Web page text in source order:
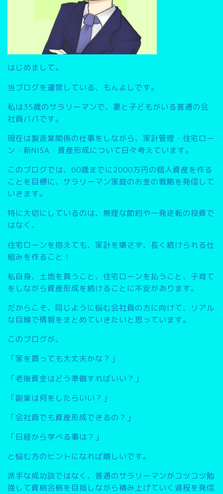
はじめまして。
当ブログを運営している、もんよしです。
私は35歳のサラリーマンで、妻と子どもがいる普通の会
社員パパです。
現在は製造業関係の仕事をしながら、家計管理・住宅ロー
ン・新NISA・資産形成について日々考えています。
このブログでは、 60歳までに2000万円の個人資産を作る
こと を目標に、サラリーマン家庭のお金の戦略を発信して
いきます。
特に大切にしているのは、無理な節約や一発逆転の投資で
はなく、
住宅ローンを抱えても、家計を壊さず、長く続けられる仕
組みを作ること ！
私自身、土地を買うこと、住宅ローンを払うこと、子育て
をしながら資産形成を続けることに不安があります。
だからこそ、同じように悩む会社員の方に向けて、リアル
な目線で情報をまとめていきたいと思っています。
このブログが、
「家を買っても大丈夫かな？」
「老後資金はどう準備すればいい？」
「副業は何をしたらいい？」
「会社員でも資産形成できるの？」
「日経から学べる事は？」
と悩む方のヒントになれば嬉しいです。
派手な成功談ではなく、普通のサラリーマンがコツコツ勉
強して資格合格を目指しながら積み上げていく過程を発信